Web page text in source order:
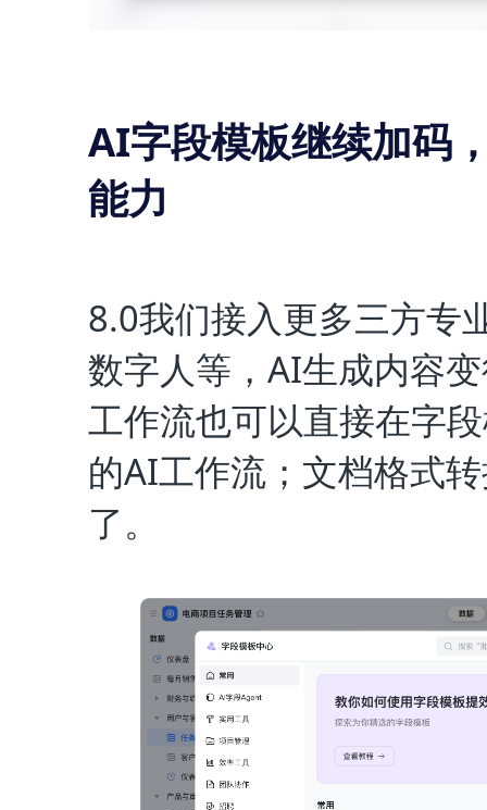
AI字段模板继续加码
能力
8.0我们接入更多三方专
数字人等，AI生成内容
工作流也可以直接在字
的AI工作流；文档格式
了。